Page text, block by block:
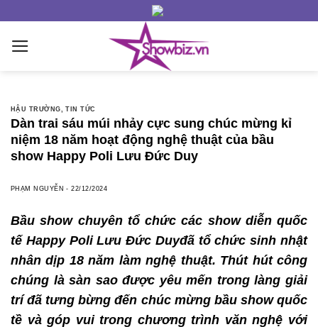
content
HẬU TRƯỜNG ,TIN TỨC
Dàn trai sáu múi nhảy cực sung chúc mừng kỉ
niệm 18 năm hoạt động nghệ thuật của bầu
show Happy Poli Lưu Đức Duy
PHẠM NGUYỄN -22/12/2024
Bầu show chuyên tổ chức các show diễn quốc
tế Happy Poli Lưu Đức Duyđã tổ chức sinh nhật
nhân dịp 18 năm làm nghệ thuật. Thút hút công
chúng là sàn sao được yêu mến trong làng giải
trí đã tưng bừng đến chúc mừng bầu show quốc
tề và góp vui trong chương trình văn nghệ với